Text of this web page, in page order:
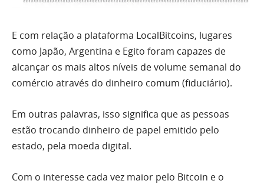
E com relação a plataforma LocalBitcoins, lugares
como Japão, Argentina e Egito foram capazes de
alcançar os mais altos níveis de volume semanal do
comércio através do dinheiro comum (fiduciário).
Em outras palavras, isso significa que as pessoas
estão trocando dinheiro de papel emitido pelo
estado, pela moeda digital.
Com o interesse cada vez maior pelo Bitcoin e o